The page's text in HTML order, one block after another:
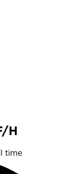
H
time